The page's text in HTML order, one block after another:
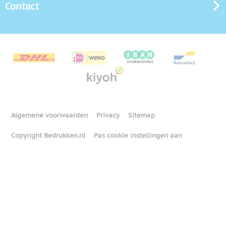
Contact
Algemene voorwaarden Privacy Sitemap
Copyright Bedrukken.nl Pas cookie instellingen aan